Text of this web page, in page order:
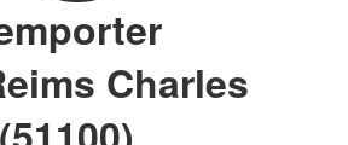
Charles